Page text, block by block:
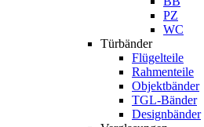
PZ
WC
Türbänder
Flügelteile
Rahmenteile
Objektbänder
TGL-Bänder
Designbänder